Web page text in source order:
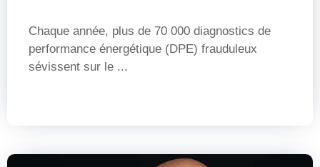
Chaque année, plus de 70 000 diagnostics de
performance énergétique (DPE) frauduleux
sévissent sur le ...